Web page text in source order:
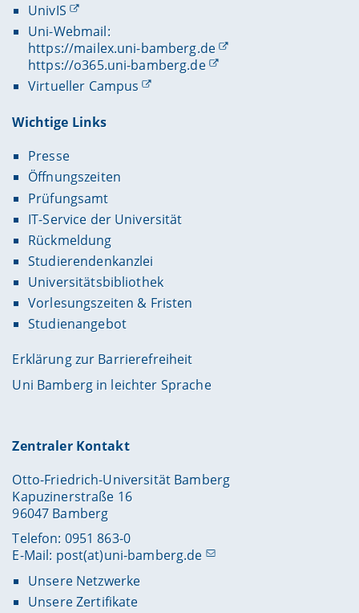
UnivIS
Uni-Webmail:
https://mailex.uni-bamberg.de
https://o365.uni-bamberg.de
Virtueller Campus
Wichtige Links
Presse
Öffnungszeiten
Prüfungsamt
IT-Service der Universität
Rückmeldung
Studierendenkanzlei
Universitätsbibliothek
Vorlesungszeiten & Fristen
Studienangebot
Erklärung zur Barrierefreiheit
Uni Bamberg in leichter Sprache
Zentraler Kontakt
Otto-Friedrich-Universität Bamberg
Kapuzinerstraße 16
96047 Bamberg
Telefon: 0951 863-0
E-Mail: post(at)uni-bamberg.de
Unsere Netzwerke
Unsere Zertifikate